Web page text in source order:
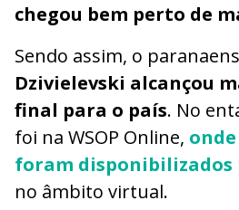
chegou bem perto de
Sendo assim, o
Dzivielevski alcançou
final para o país. No
foi na WSOP Online,
foram disponibilizados
no âmbito virtual.